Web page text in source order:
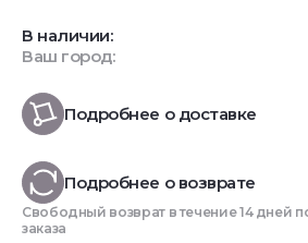
В наличии:
Ваш город:
Подробнее о доставке
Подробнее о возврате
Свободный возврат в течение 14 дней
заказа